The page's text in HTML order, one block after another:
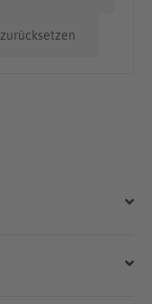
zurücksetzen